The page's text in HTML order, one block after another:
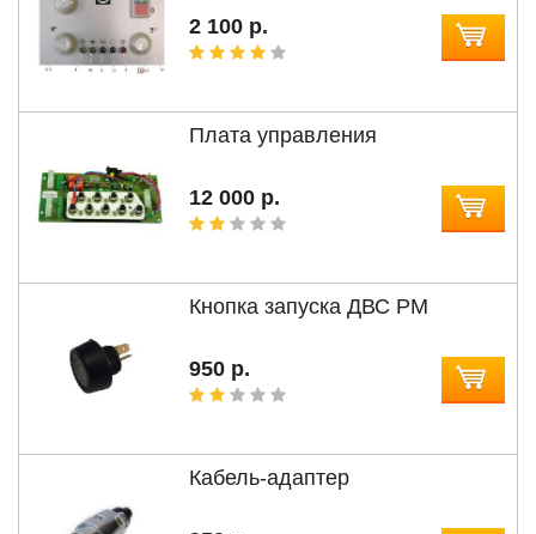
2 100 р.
Плата управления
12 000 р.
Кнопка запуска ДВС PM
950 р.
Кабель-адаптер